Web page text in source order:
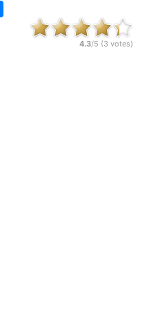
4.3/5 (3 votes)